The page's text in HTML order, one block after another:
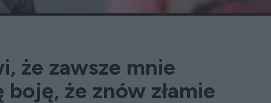
że zawsze mnie
boję, że znów złamie